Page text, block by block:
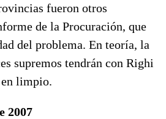
fueron otros
de la Procuración, que
del problema. En teoría, la
supremos tendrán con Righi
en limpio.
2007